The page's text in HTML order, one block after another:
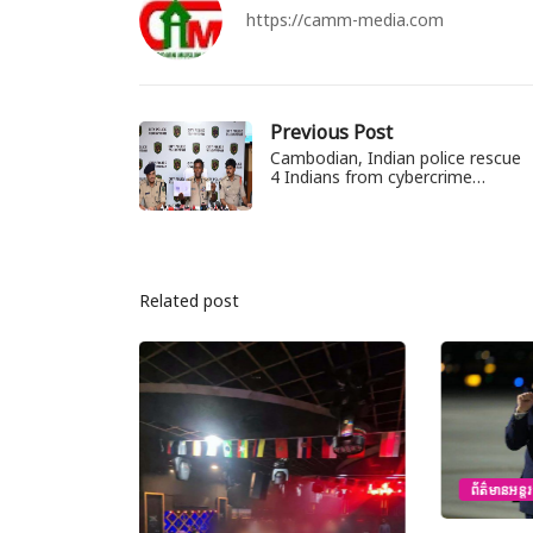
https://camm-media.com
Previous Post
Cambodian, Indian police rescue
4 Indians from cybercrime…
Related post
ព័ត៌មានអន្ត